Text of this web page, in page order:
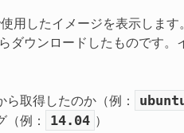
用したイメージを表示しま
ダウンロードしたものです。
ら取得したのか（例：
（例：
14.04 ）